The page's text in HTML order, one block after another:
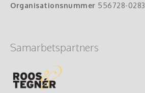
Organisationsnummer 556728-0283
Samarbetspartners